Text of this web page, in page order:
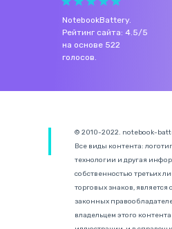
NotebookBattery.
Рейтинг сайта: 4.5/5
на основе 522
голосов.
© 2010-2022. notebook-
Все виды контента:
технологии и другая
собственностью третьих
торговых знаков, является
законных
владельцем этого